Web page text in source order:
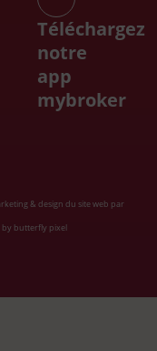
Téléchargez
notre
app
mybroker
& design du site web par
by butterfly pixel